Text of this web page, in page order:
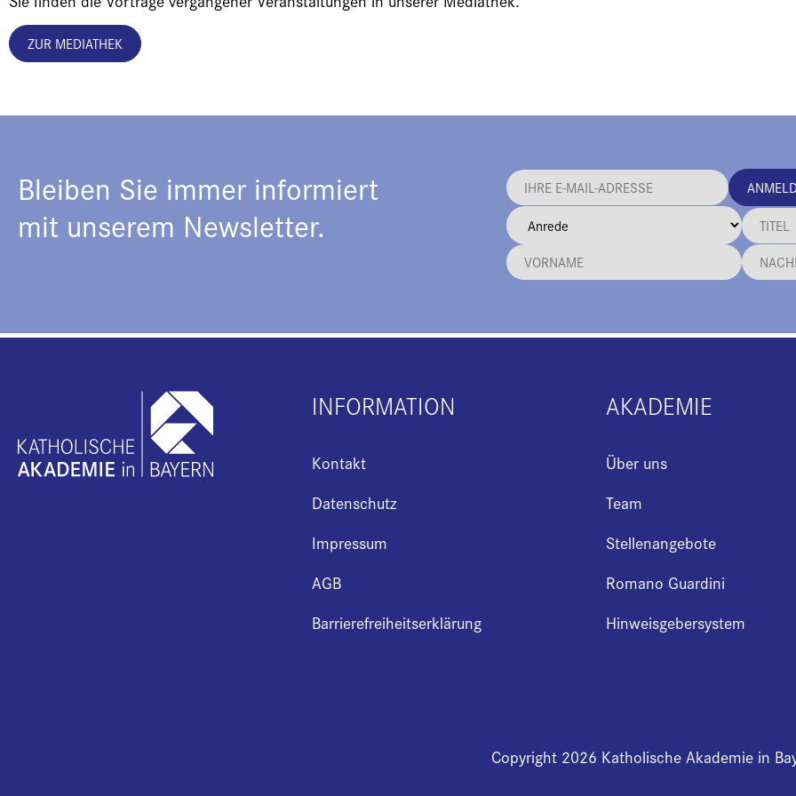
ZUR MEDIATHEK
Bleiben Sie immer informiert
mit unserem Newsletter.
INFORMATION
Kontakt
Datenschutz
Impressum
AGB
Barrierefreiheitserklärung
AKADEMIE
Über uns
Team
Stellenangebote
Romano Guardini
Hinweisgebersystem
Copyright 2026 Katholische Akademie in